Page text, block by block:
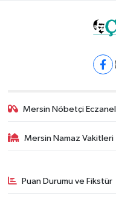
Mersin Nöbetçi
Mersin Namaz Vakitleri
Puan Durumu ve Fikstür